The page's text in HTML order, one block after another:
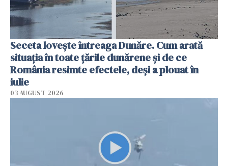
Seceta lovește întreaga Dunăre. Cum arată
situația în toate țările dunărene și de ce
România resimte efectele, deși a plouat în
iulie
03 AUGUST 2026